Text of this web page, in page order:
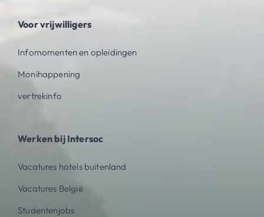
Voor vrijwilligers
Infomomenten en opleidingen
Monihappening
vertrekinfo
Werken bij Intersoc
Vacatures hotels buitenland
Vacatures België
Studentenjobs